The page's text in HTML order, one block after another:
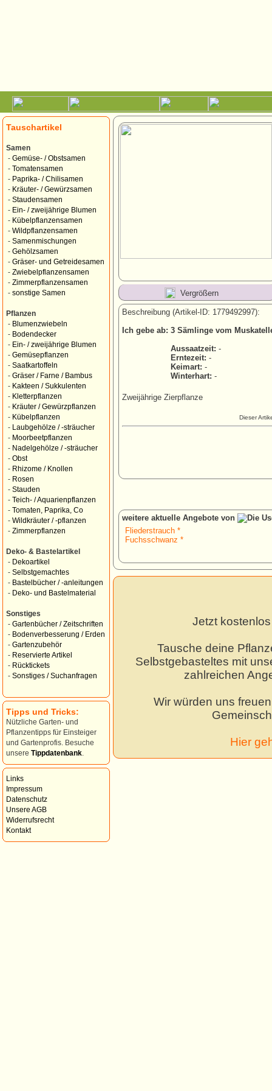
Tauschartikel
Samen
- Gemüse- / Obstsamen
- Tomatensamen
- Paprika- / Chilisamen
- Kräuter- / Gewürzsamen
- Staudensamen
- Ein- / zweijährige Blumen
- Kübelpflanzensamen
- Wildpflanzensamen
- Samenmischungen
- Gehölzsamen
- Gräser- und Getreidesamen
- Zwiebelpflanzensamen
- Zimmerpflanzensamen
- sonstige Samen
Pflanzen
- Blumenzwiebeln
- Bodendecker
- Ein- / zweijährige Blumen
- Gemüsepflanzen
- Saatkartoffeln
- Gräser / Farne / Bambus
- Kakteen / Sukkulenten
- Kletterpflanzen
- Kräuter / Gewürzpflanzen
- Kübelpflanzen
-
Laubgehölze / -sträucher
- Moorbeetpflanzen
- Nadelgehölze / -sträucher
- Obst
- Rhizome / Knollen
- Rosen
- Stauden
- Teich- / Aquarienpflanzen
- Tomaten, Paprika, Co
- Wildkräuter / -pflanzen
- Zimmerpflanzen
Deko- & Bastelartikel
- Dekoartikel
- Selbstgemachtes
- Bastelbücher / -anleitungen
- Deko- und Bastelmaterial
Sonstiges
- Gartenbücher / Zeitschriften
- Bodenverbesserung / Erden
- Gartenzubehör
- Reservierte Artikel
- Rücktickets
- Sonstiges / Suchanfragen
Tipps und Tricks:
Nützliche Garten- und
Pflanzentipps für Einsteiger
und Gartenprofis. Besuche
unsere Tippdatenbank
Links
Impressum
Datenschutz
Unsere AGB
Widerrufsrecht
Kontakt
Vergrößern
Beschreibung (Artikel-ID: 1779492997):
Ich gebe ab: 3 Sämlinge vom
Aussaatzeit: -
Erntezeit: -
Keimart: -
Winterhart: -
Zweijährige Zierpflanze
Dieser
weitere aktuelle Angebote von
Fliederstrauch *
Fuchsschwanz *
Jetzt
Tausche deine
Selbstgebasteltes mit
zahlreichen
Wir würden uns
Hier